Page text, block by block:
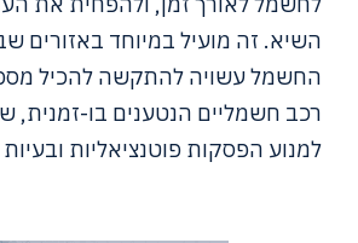
השיא. זה מועיל במיוחד באזורים
החשמל עשויה להתקשה להכיל
רכב חשמליים הנטענים בו-זמנית,
למנוע הפסקות פוטנציאליות